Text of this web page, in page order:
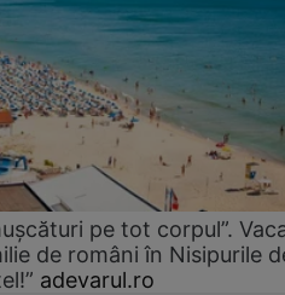
pe tot corpul”.
de români în Nisipurile
adevarul.ro